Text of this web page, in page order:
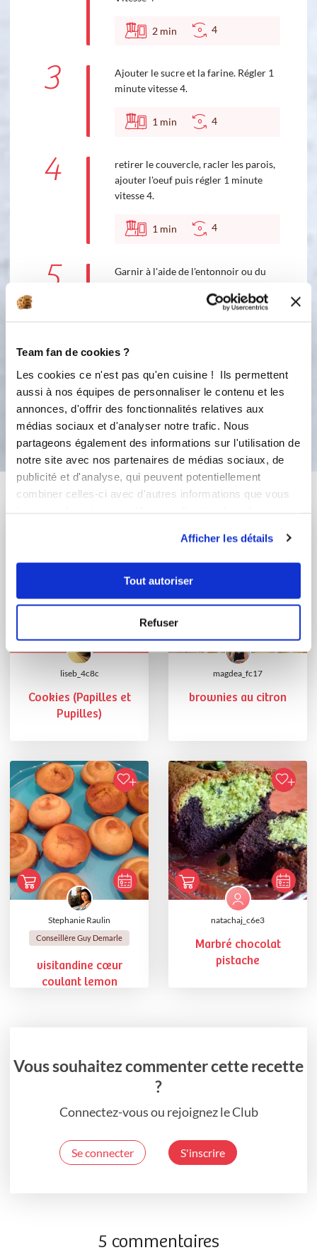
Team fan de cookies ?
Les cookies ce n'est pas qu'en cuisine ! Ils permettent
aussi à nos équipes de personnaliser le contenu et les
annonces, d'offrir des fonctionnalités relatives aux
médias sociaux et d'analyser notre trafic. Nous
partageons également des informations sur l'utilisation de
notre site avec nos partenaires de médias sociaux, de
publicité et d'analyse, qui peuvent potentiellement
combiner celles-ci avec d'autres informations que vous
Afficher les détails
Tout autoriser
Refuser
2 min 4
3
Ajouter le sucre et la farine. Régler 1
minute vitesse 4.
1 min 4
4
retirer le couvercle, racler les parois,
ajouter l'oeuf puis régler 1 minute
vitesse 4.
1 min 4
5
Garnir à l'aide de l'entonnoir ou du
canelés. Réserver au frais pendant dix
minutes. Laisser reformer avant de
Bon appétit !
Vous aimerez aussi ...
liseb_4c8c
Cookies (Papilles et
Pupilles)
magdea_fc17
brownies au citron
Stephanie Raulin
Conseillère Guy Demarle
visitandine cœur
coulant lemon
natachaj_c6e3
Marbré chocolat
pistache
Vous souhaitez commenter cette recette
?
Connectez-vous ou rejoignez le Club
Se connecter S'inscrire
5 commentaires